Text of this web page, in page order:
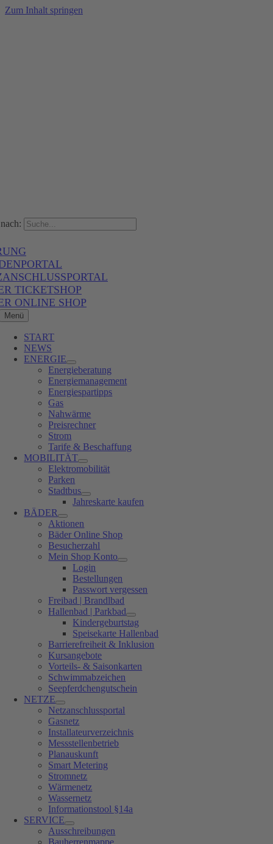
Zum Inhalt springen
TICKETSHOP
ONLINE SHOP
Menü
START
NEWS
ENERGIE
Energieberatung
Energiemanagement
Energiespartipps
Gas
Nahwärme
Preisrechner
Strom
Tarife & Beschaffung
MOBILITÄT
Elektromobilität
Parken
Stadtbus
Jahreskarte kaufen
BÄDER
Aktionen
Bäder Online Shop
Besucherzahl
Mein Shop Konto
Login
Bestellungen
Passwort vergessen
Freibad | Brandlbad
Hallenbad | Parkbad
Kindergeburtstag
Speisekarte Hallenbad
Barrierefreiheit & Inklusion
Kursangebote
Vorteils- & Saisonkarten
Schwimmabzeichen
Seepferdchengutschein
NETZE
Netzanschlussportal
Gasnetz
Installateurverzeichnis
Messstellenbetrieb
Planauskunft
Smart Metering
Stromnetz
Wärmenetz
Wassernetz
Informationstool §14a
SERVICE
Ausschreibungen
Bauherrenmappe